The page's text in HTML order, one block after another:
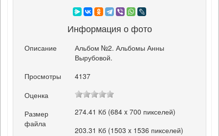
Информация о фото
Описание
Альбом №2. Альбомы Анны
Вырубовой.
Просмотры
4137
Оценка
Размер
файла
274.41 Кб (684 x 700 пикселей)
203.31 Кб (1503 x 1536 пикселей)